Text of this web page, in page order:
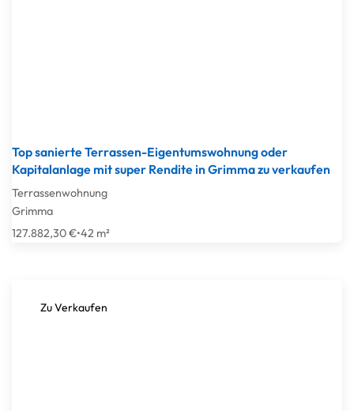
Top sanierte Terrassen-Eigentumswohnung oder
Kapitalanlage mit super Rendite in Grimma zu verkaufen
Terrassenwohnung
Grimma
127.882,30 €•42 m²
Zu Verkaufen